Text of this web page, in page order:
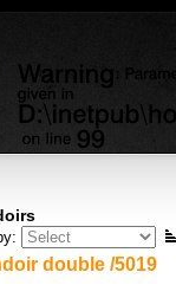
double /5019